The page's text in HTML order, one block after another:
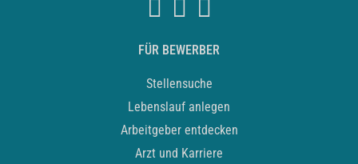
FÜR BEWERBER
Stellensuche
Lebenslauf anlegen
Arbeitgeber entdecken
Arzt und Karriere